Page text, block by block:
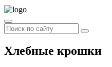
Хлебные крошки